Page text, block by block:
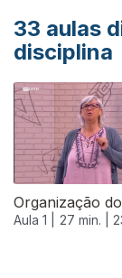
33 aulas
disciplina
Organização
Aula 1 | 27 min. |